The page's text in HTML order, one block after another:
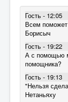
Гость - 12:05
Всем
Борисыч
Гость - 19:22
А с помощью
помощника?
Гость - 19:13
"Нельзя
Нетаньяху